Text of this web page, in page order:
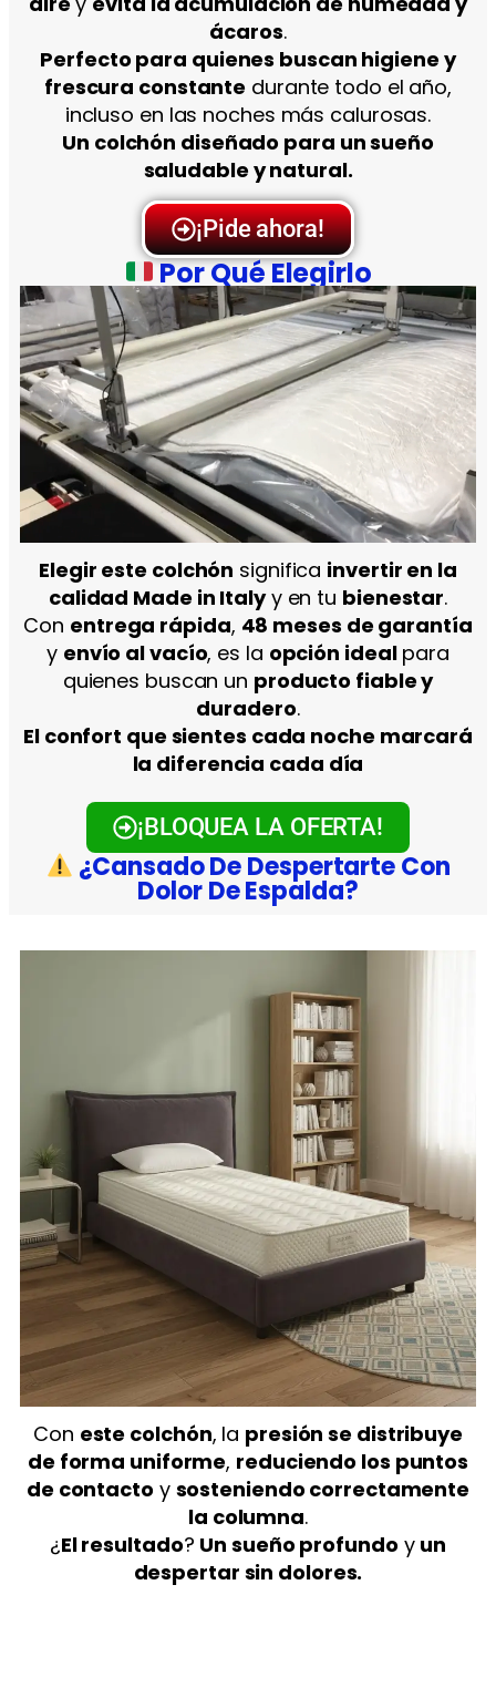
ácaros.
Perfecto para quienes buscan higiene y
frescura constante durante todo el año,
incluso en las noches más calurosas.
Un colchón diseñado para un sueño
saludable y natural.
¡Pide ahora!
Por Qué Elegirlo
Elegir este colchón significa invertir en la
calidad Made in Italyy en tu bienestar.
Con entrega rápida, 48 meses de garantía
y envío al vacío, es la opción idealpara
quienes buscan un producto fiable y
duradero.
El confort que sientes cada noche marcará
la diferencia cada día
¡BLOQUEA LA OFERTA!
¿Cansado De Despertarte Con
Dolor De Espalda?
Con este colchón, la presión se distribuye
de forma uniforme, reduciendo los puntos
de contacto y sosteniendo correctamente
la columna.
¿El resultado? Un sueño profundo y un
despertar sin dolores.